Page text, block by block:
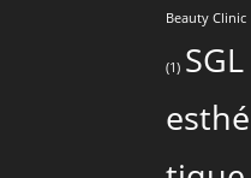
Beauty Clinic
(1) SGL
esthé